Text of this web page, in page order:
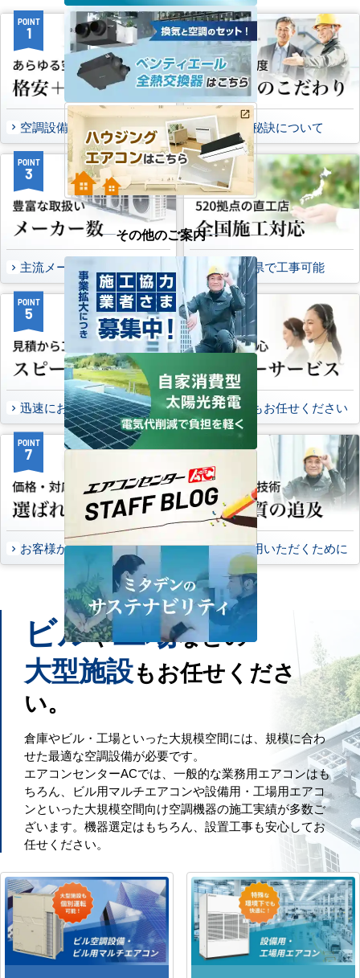
POINT
1
空調設備のご提案について
POINT
2
選ばれる秘訣について
POINT
3
主流メーカーを全取扱可能
POINT
4
47都道府県で工事可能
POINT
5
迅速にお届け出来る理由
POINT
6
万一の時もお任せください
POINT
7
お客様から頂いたご意見
8
永くご愛用いただくために
ビルや工場などの
大型施設もお任せくださ
い。
倉庫やビル・工場といった大規模空間には、規模に合わ
せた最適な空調設備が必要です。
エアコンセンターACでは、一般的な業務用エアコンはも
ちろん、ビル用マルチエアコンや設備用・工場用エアコ
ンといった大規模空間向け空調機器の施工実績が多数ご
ざいます。機器選定はもちろん、設置工事も安心してお
任せください。
その他のご案内